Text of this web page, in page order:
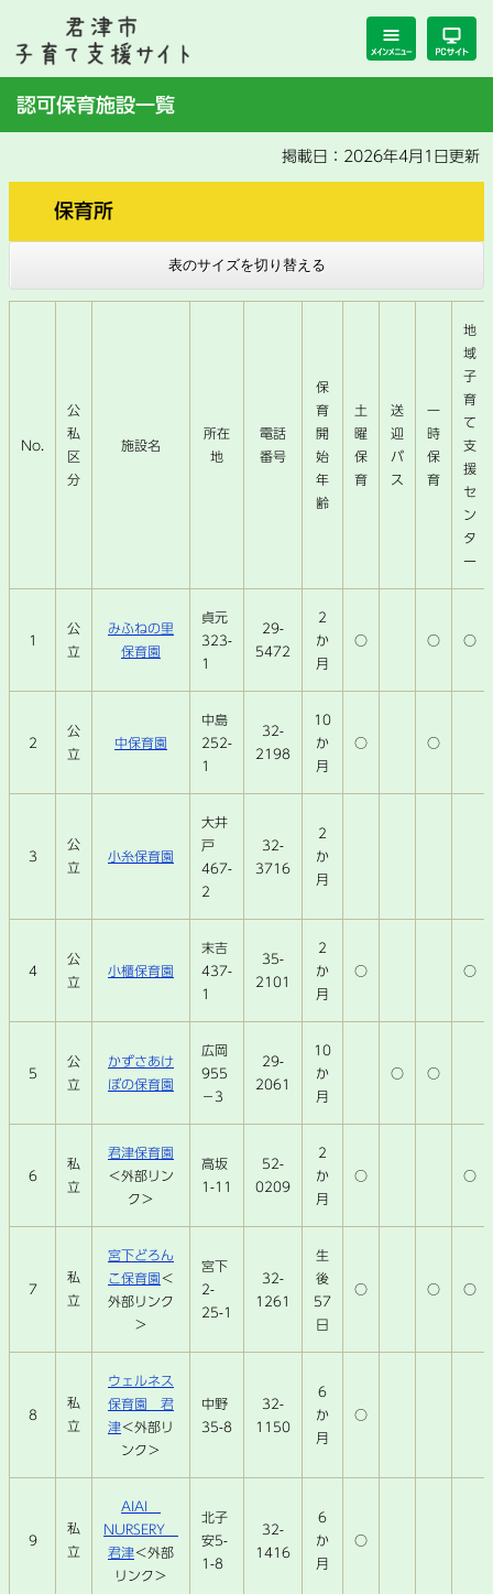
頭
す。
飛
し
認可保育施設一覧
掲載日：2026年4月1日更新
保育所
表のサイズを切り替える
No.
公
私
区
分
施設名
所在
地
電話
番号
保
育
開
始
年
齢
土
曜
保
育
送
迎
バ
ス
一
時
保
育
地
域
子
育
て
支
援
セ
ン
タ
ー
1
公
立
みふねの里
保育園
貞元
323-
1
29-
5472
2
か
月
○ ○ ○
2
公
立
中保育園
中島
252-
1
32-
2198
10
か
月
○ ○
3
公
立
小糸保育園
大井
戸
467-
2
32-
3716
2
か
月
4
公
立
小櫃保育園
末吉
437-
1
35-
2101
2
か
月
○ ○
5
公
立
かずさあけ
ぼの保育園
広岡
955
－3
29-
2061
10
か
月
○ ○
6
私
立
君津保育園
＜外部リン
ク＞
高坂
1-11
52-
0209
2
か
月
○ ○
7
私
立
宮下どろん
こ保育園＜
外部リンク
＞
宮下
2-
25-1
32-
1261
生
後
57
日
○ ○ ○
8
私
立
ウェルネス
保育園 君
津＜外部リ
ンク＞
中野
35-8
32-
1150
6
か
月
○
9
私
立
AIAI
NURSERY
君津＜外部
リンク＞
北子
安5-
1-8
32-
1416
6
か
月
○